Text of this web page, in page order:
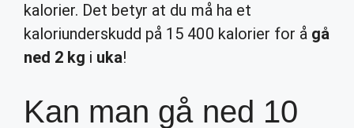
kalorier. Det betyr at du må ha et
kaloriunderskudd på 15 400 kalorier for å gå
ned 2 kg i uka!
Kan man gå ned 10